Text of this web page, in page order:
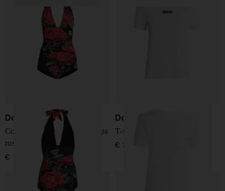
Dolce & Gabbana
Costume da bagno con stampa
rose
€ 750,00
Dolce & Gabbana
T-shirt in cotone con logo
€ 375,00